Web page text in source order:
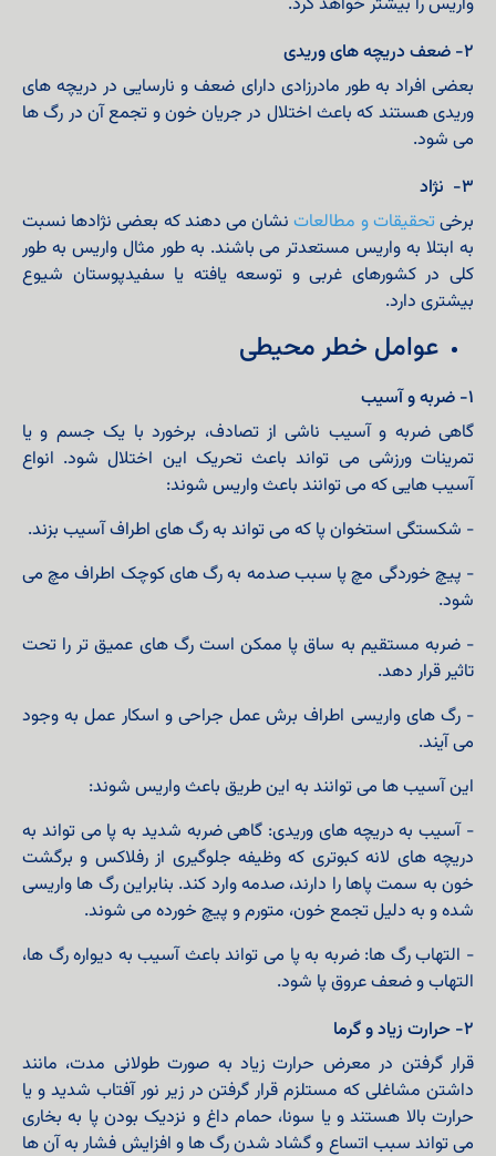
۲- ضعف دریچه های وریدی
بعضی افراد به طور مادرزادی دارای ضعف و نارسایی در دریچه های
وریدی هستند که باعث اختلال در جریان خون و تجمع آن در رگ ها
می شود.
۳- نژاد
برخی تحقیقات و مطالعاتنشان می دهند که بعضی نژادها نسبت
به ابتلا به واریس مستعدتر می باشند. به طور مثال واریس به طور
کلی در کشورهای غربی و توسعه‌ یافته یا سفیدپوستان شیوع
بیشتری دارد.
عوامل خطر محیطی
۱- ضربه و آسیب
گاهی ضربه و آسیب ناشی از تصادف، برخورد با یک جسم و یا
تمرینات ورزشی می تواند باعث تحریک این اختلال شود. انواع
آسیب هایی که می توانند باعث واریس شوند:
- شکستگی استخوان پا که می تواند به رگ های اطراف آسیب بزند.
- پیچ خوردگی مچ پا سبب صدمه به رگ های کوچک اطراف مچ می
شود.
- ضربه مستقیم به ساق پا ممکن است رگ های عمیق تر را تحت
تاثیر قرار دهد.
- رگ های واریسی اطراف برش عمل جراحی و اسکار عمل به وجود
می آیند.
این آسیب ها می توانند به این طریق باعث واریس شوند:
- آسیب به دریچه های وریدی: گاهی ضربه شدید به پا می تواند به
دریچه های لانه کبوتری که وظیفه جلوگیری از رفلاکس و برگشت
خون به سمت پاها را دارند، صدمه وارد کند. بنابراین رگ ها واریسی
شده و به دلیل تجمع خون، متورم و پیچ خورده می شوند.
- التهاب رگ ها: ضربه به پا می تواند باعث آسیب به دیواره رگ ها،
التهاب و ضعف عروق پا شود.
۲- حرارت زیاد و گرما
قرار گرفتن در معرض حرارت زیاد به صورت طولانی مدت، مانند
داشتن مشاغلی که مستلزم قرار گرفتن در زیر نور آفتاب شدید و یا
حرارت بالا هستند و یا سونا، حمام داغ و نزدیک بودن پا به بخاری
می تواند سبب اتساع و گشاد شدن رگ ها و افزایش فشار به آن ها